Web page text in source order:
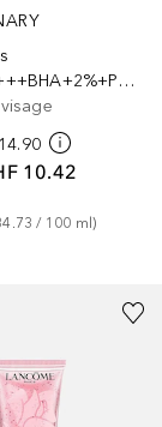
AHA+30%+++BHA+2%+Peeling+Solution
10.42
/ 100 ml)